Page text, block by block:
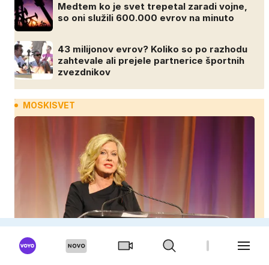
Medtem ko je svet trepetal zaradi vojne,
so oni služili 600.000 evrov na minuto
43 milijonov evrov? Koliko so po razhodu
zahtevale ali prejele partnerice športnih
zvezdnikov
MOSKISVET
Partner zvezdnice izginil brez sledu: nikoli ga niso